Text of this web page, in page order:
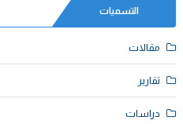
التسميات
مقالات
تقارير
دراسات